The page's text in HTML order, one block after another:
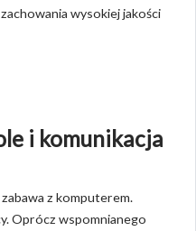
wysokiej jakości
i komunikacja
z komputerem.
Oprócz wspomnianego